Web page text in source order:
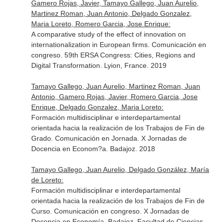
Gamero Rojas, Javier, Tamayo Gallego, Juan Aurelio,
Martinez Roman, Juan Antonio, Delgado Gonzalez,
Maria Loreto, Romero Garcia, Jose Enrique:
A comparative study of the effect of innovation on
internationalization in European firms. Comunicación en
congreso. 59th ERSA Congress: Cities, Regions and
Digital Transformation. Lyion, France. 2019
Tamayo Gallego, Juan Aurelio, Martinez Roman, Juan
Antonio, Gamero Rojas, Javier, Romero Garcia, Jose
Enrique, Delgado Gonzalez, Maria Loreto:
Formación multidisciplinar e interdepartamental
orientada hacia la realización de los Trabajos de Fin de
Grado. Comunicación en Jornada. X Jornadas de
Docencia en Econom?a. Badajoz. 2018
Tamayo Gallego, Juan Aurelio, Delgado González, María
de Loreto:
Formación multidisciplinar e interdepartamental
orientada hacia la realización de los Trabajos de Fin de
Curso. Comunicación en congreso. X Jornadas de